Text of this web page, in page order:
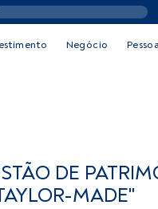
Negócio
DE
MADE"